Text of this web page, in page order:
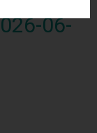
06-